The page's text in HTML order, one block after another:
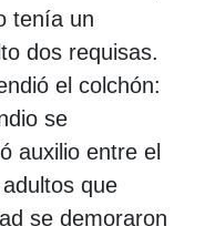
tenía un
dos requisas.
el colchón:
se
auxilio entre el
que
se demoraron